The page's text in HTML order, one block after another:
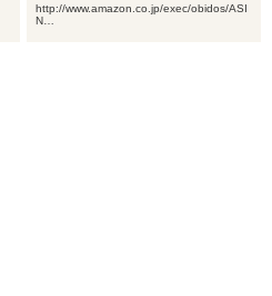
http://www.amazon.co.jp/exec/obidos/ASI
N…